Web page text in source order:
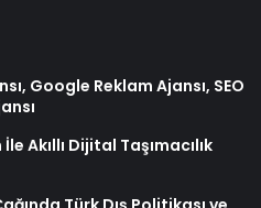
Google Reklam Ajansı, SEO
Akıllı Dijital Taşımacılık